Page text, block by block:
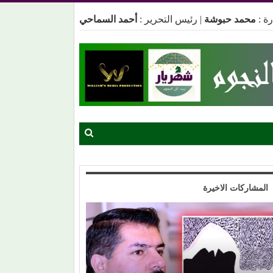
: محمد حبوشة | رئيس التحرير : أحمد السماحي
المشاركات الاخيرة